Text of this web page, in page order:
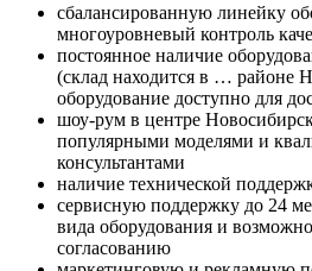
сбалансированную линейку
многоуровневый контроль
постоянное наличие
(склад находится в … районе
оборудование доступно для
шоу-рум в центре
популярными моделями и
консультантами
наличие технической
сервисную поддержку до 24
вида оборудования и
согласованию